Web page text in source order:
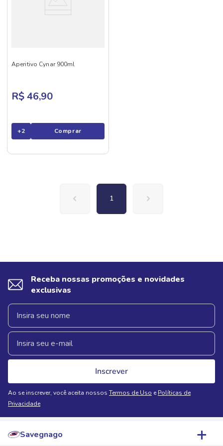
Aperitivo Cynar 900ml
R$ 46,90
+2 Comprar
1
Receba nossas promoções e novidades
exclusivas
Inscrever
Ao se inscrever, você aceita nossos Termos de Uso e Políticas de
Privacidade
Savegnago